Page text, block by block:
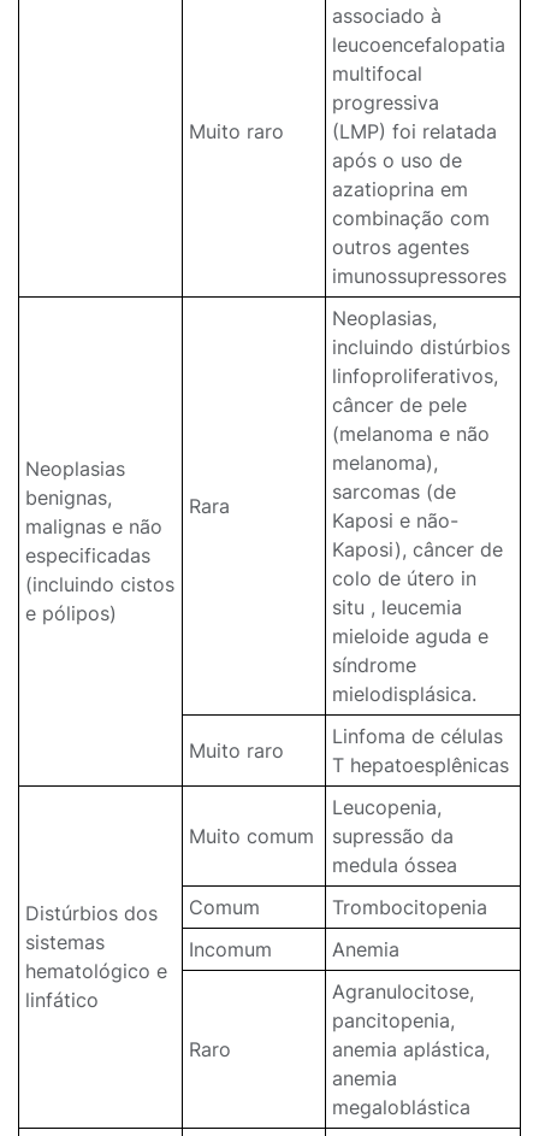
Muito raro
associado à
leucoencefalopatia
multifocal
progressiva
(LMP) foi relatada
após o uso de
azatioprina em
combinação com
outros agentes
imunossupressores
Neoplasias
benignas,
malignas e não
especificadas
(incluindo cistos
e pólipos)
Rara
Neoplasias,
incluindo distúrbios
linfoproliferativos,
câncer de pele
(melanoma e não
melanoma),
sarcomas (de
Kaposi e não-
Kaposi), câncer de
colo de útero in
situ , leucemia
mieloide aguda e
síndrome
mielodisplásica.
Muito raro
Linfoma de células
T hepatoesplênicas
Distúrbios dos
sistemas
hematológico e
linfático
Muito comum
Leucopenia,
supressão da
medula óssea
Comum
Trombocitopenia
Incomum
Anemia
Raro
Agranulocitose,
pancitopenia,
anemia aplástica,
anemia
megaloblástica